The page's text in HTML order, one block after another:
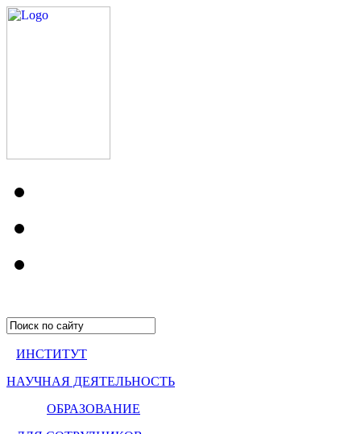
ИНСТИТУТ
НАУЧНАЯ ДЕЯТЕЛЬНОСТЬ
ОБРАЗОВАНИЕ